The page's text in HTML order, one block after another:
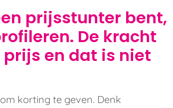
prijsstunter bent,
De kracht
en dat is niet
korting te geven. Denk